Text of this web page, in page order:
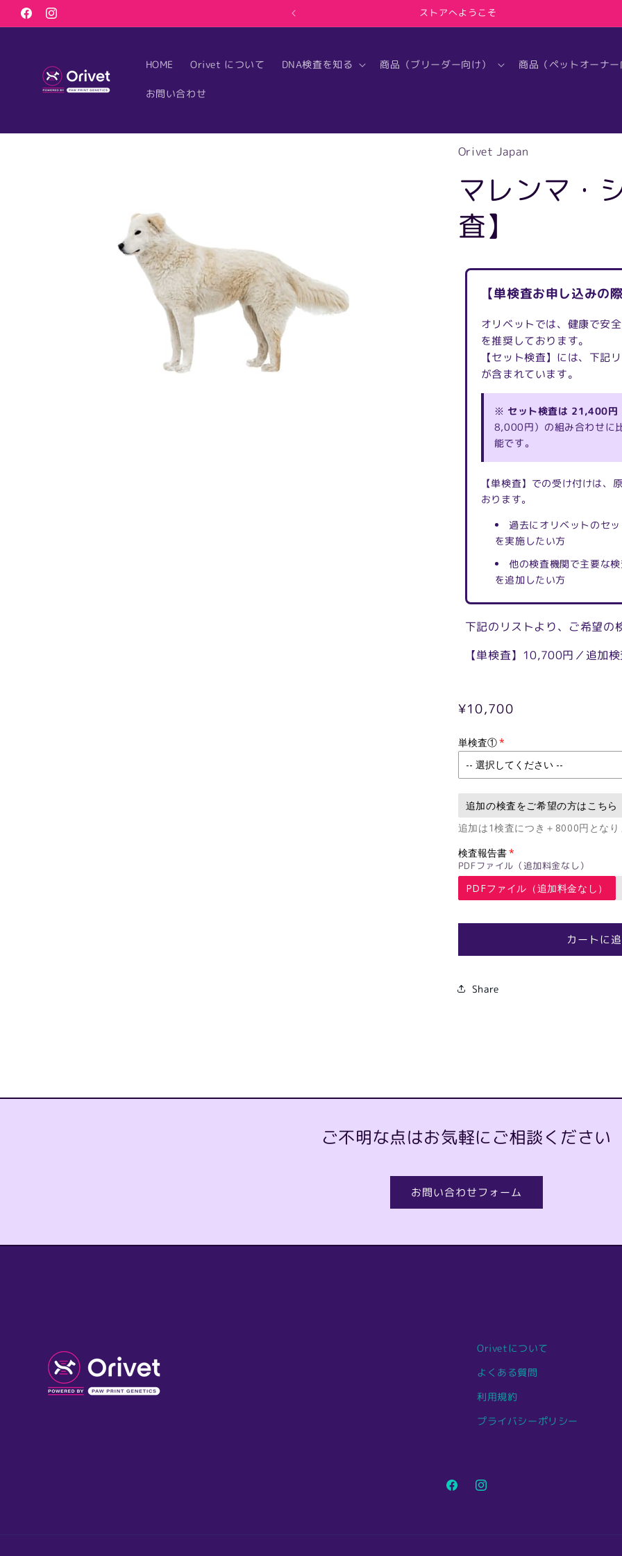
ンツに
進む
FacebookInstagram
ストアへようこそ
HOME Orivet について DNA検査を知る 商品（ブリーダー向け） 商品（ペットオーナ
お問い合わせ
Orivet Japan
マレンマ・
査】
【単検査お申し込みの
オリベットでは、健康で安
を推奨しております。
【セット検査】には、下記
が含まれています。
※ セット検査は 21,400円
8,000円）の組み合わせに
能です。
【単検査】での受け付けは、
おります。
過去にオリベットのセ
を実施したい方
他の検査機関で主要な
を追加したい方
下記のリストより、ご希望の
【単検査】10,700円／追加
通
価
格
¥10,700
単検査①
追加の検査をご希望の方はこちら
追加は1検査につき＋8000円となり
検査報告書
PDFファイル（追加料金なし）
PDFファイル（追加料金なし）
カートに
Share
ご不明な点はお気軽にご相談ください
お問い合わせフォーム
Orivetについて
よくある質問
利用規約
プライバシーポリシー
FacebookInstagram